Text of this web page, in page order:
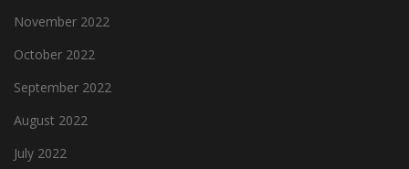
November 2022
October 2022
September 2022
August 2022
July 2022